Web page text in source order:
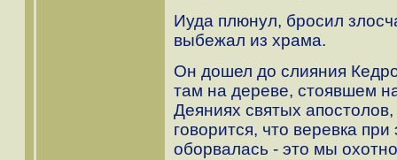
Иуда плюнул, бросил
выбежал из храма.
Он дошел до слияния
там на дереве, стоявшем
Деяниях святых
говорится, что веревка
оборвалась - это мы